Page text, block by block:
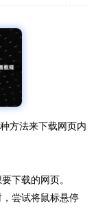
方法来下载网页内
下载的网页。
尝试将鼠标悬停